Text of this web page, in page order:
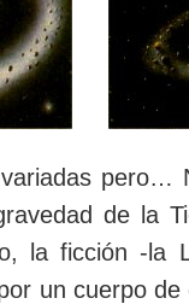
pero…
de la
la ficción -la
un cuerpo